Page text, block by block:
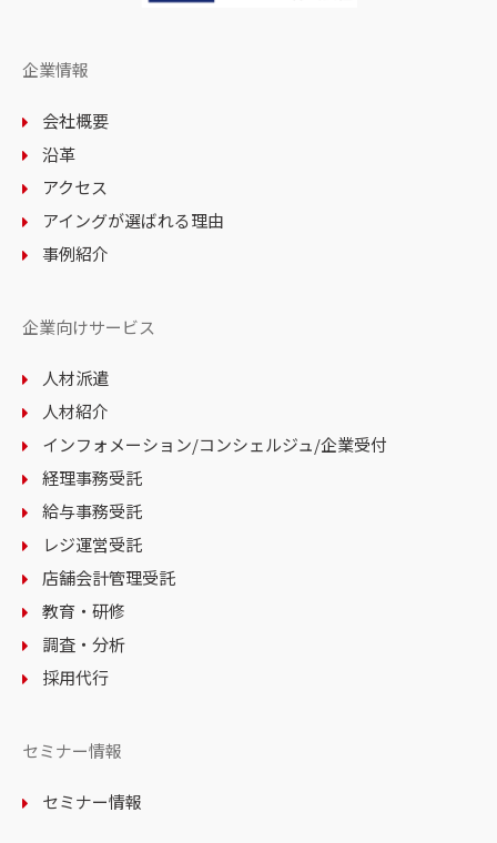
企業情報
会社概要
沿革
アクセス
アイングが選ばれる理由
事例紹介
企業向けサービス
人材派遣
人材紹介
インフォメーション/コンシェルジュ/企業受付
経理事務受託
給与事務受託
レジ運営受託
店舗会計管理受託
教育・研修
調査・分析
採用代行
セミナー情報
セミナー情報